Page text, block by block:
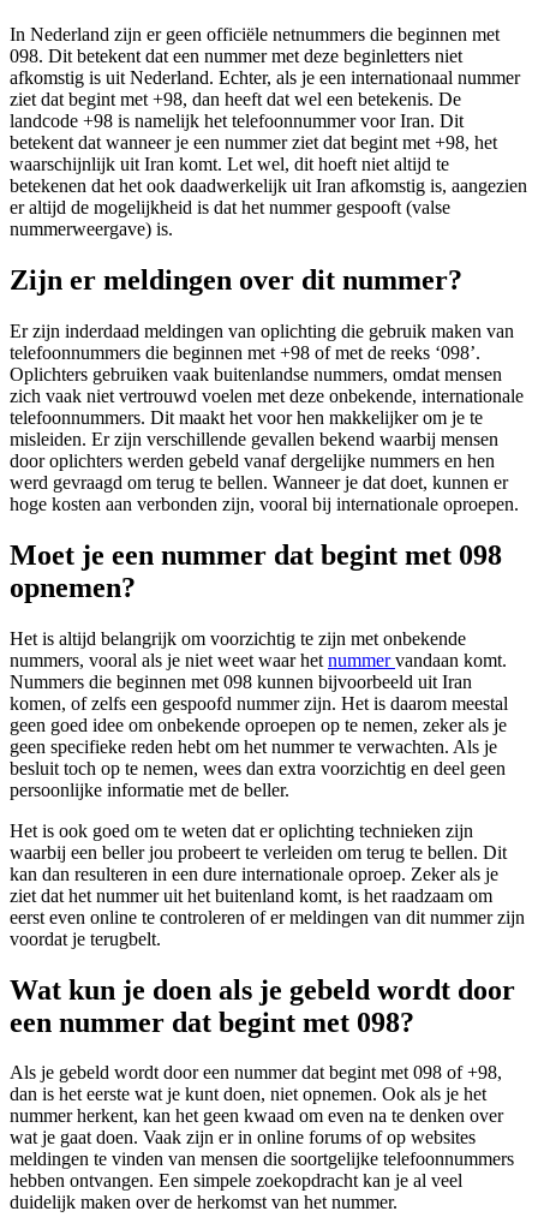
In Nederland zijn er geen officiële netnummers die beginnen met
098. Dit betekent dat een nummer met deze beginletters niet
afkomstig is uit Nederland. Echter, als je een internationaal nummer
ziet dat begint met +98, dan heeft dat wel een betekenis. De
landcode +98 is namelijk het telefoonnummer voor Iran. Dit
betekent dat wanneer je een nummer ziet dat begint met +98, het
waarschijnlijk uit Iran komt. Let wel, dit hoeft niet altijd te
betekenen dat het ook daadwerkelijk uit Iran afkomstig is, aangezien
er altijd de mogelijkheid is dat het nummer gespooft (valse
nummerweergave) is.
Zijn er meldingen over dit nummer?
Er zijn inderdaad meldingen van oplichting die gebruik maken van
telefoonnummers die beginnen met +98 of met de reeks ‘098’.
Oplichters gebruiken vaak buitenlandse nummers, omdat mensen
zich vaak niet vertrouwd voelen met deze onbekende, internationale
telefoonnummers. Dit maakt het voor hen makkelijker om je te
misleiden. Er zijn verschillende gevallen bekend waarbij mensen
door oplichters werden gebeld vanaf dergelijke nummers en hen
werd gevraagd om terug te bellen. Wanneer je dat doet, kunnen er
hoge kosten aan verbonden zijn, vooral bij internationale oproepen.
Moet je een nummer dat begint met 098
opnemen?
Het is altijd belangrijk om voorzichtig te zijn met onbekende
nummers, vooral als je niet weet waar het nummervandaan komt.
Nummers die beginnen met 098 kunnen bijvoorbeeld uit Iran
komen, of zelfs een gespoofd nummer zijn. Het is daarom meestal
geen goed idee om onbekende oproepen op te nemen, zeker als je
geen specifieke reden hebt om het nummer te verwachten. Als je
besluit toch op te nemen, wees dan extra voorzichtig en deel geen
persoonlijke informatie met de beller.
Het is ook goed om te weten dat er oplichting technieken zijn
waarbij een beller jou probeert te verleiden om terug te bellen. Dit
kan dan resulteren in een dure internationale oproep. Zeker als je
ziet dat het nummer uit het buitenland komt, is het raadzaam om
eerst even online te controleren of er meldingen van dit nummer zijn
voordat je terugbelt.
Wat kun je doen als je gebeld wordt door
een nummer dat begint met 098?
Als je gebeld wordt door een nummer dat begint met 098 of +98,
dan is het eerste wat je kunt doen, niet opnemen. Ook als je het
nummer herkent, kan het geen kwaad om even na te denken over
wat je gaat doen. Vaak zijn er in online forums of op websites
meldingen te vinden van mensen die soortgelijke telefoonnummers
hebben ontvangen. Een simpele zoekopdracht kan je al veel
duidelijk maken over de herkomst van het nummer.